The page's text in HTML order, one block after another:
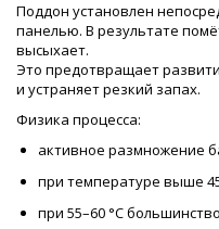
Поддон установлен
панелью. В результате
высыхает.
Это предотвращает
и устраняет резкий запах.
Физика процесса:
активное размножение
при температуре выше
при 55–60 °C